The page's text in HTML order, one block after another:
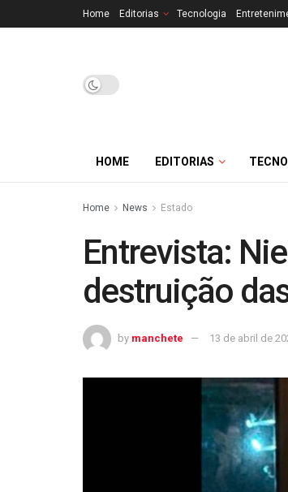
Home Editorias Tecnologia
HOME EDITORIAS
Home News Estado
Entrevista:
destruição
by manchete 13 de abril de